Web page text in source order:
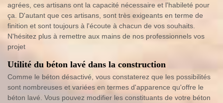
agrées, ces artisans ont la capacité nécessaire et l'habileté pour
ça. D'autant que ces artisans, sont très exigeants en terme de
finition et sont toujours à l'écoute à chacun de vos souhaits.
N'hésitez plus à remettre aux mains de nos professionnels vos
projet
Utilité du béton lavé dans la construction
Comme le béton désactivé, vous constaterez que les possibilités
sont nombreuses et variées en termes d'apparence qu'offre le
béton lavé. Vous pouvez modifier les constituants de votre béton